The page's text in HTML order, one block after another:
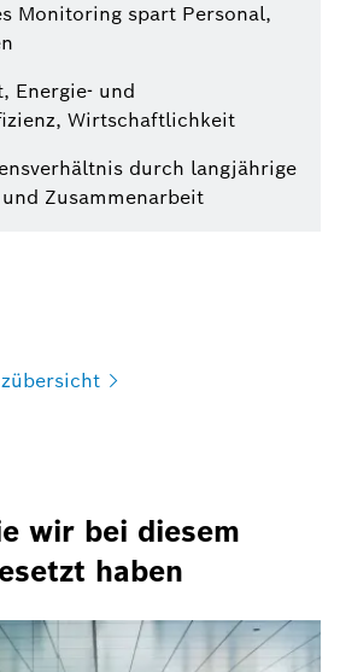
Monitoring spart Personal,
Energie- und
Wirtschaftlichkeit
durch langjährige
Zusammenarbeit
wir bei diesem
haben